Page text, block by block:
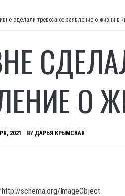
сделали тревожное заявление о жизни в
О
2021 BY ДАРЬЯ КРЫМСКАЯ
schema.org/ImageObject